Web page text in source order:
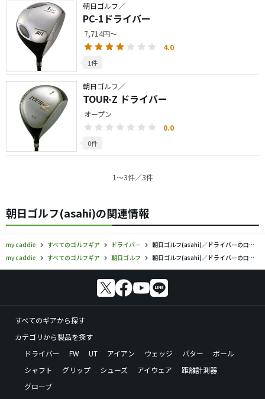
朝日ゴルフ／
PC-1ドライバー
7,714円～
4.0
1件
朝日ゴルフ／
TOUR-Z ドライバー
オープン
0.0
0件
1〜3件／3件
朝日ゴルフ(asahi)の関連情報
my caddie すべてのゴルフギア ドライバー
朝日ゴルフ(asahi)／ドライバーの口コミ評価
my caddie
すべてのゴルフギア 朝日ゴルフ 朝日ゴルフ(asahi)／ドライバーの口コミ評価
すべてのギアから探す
カテゴリから製品を探す
ドライバー
FW UT アイアン ウェッジ パター
ボール
シャフト
グリップ シューズ アイウェア
距離計測器
グローブ